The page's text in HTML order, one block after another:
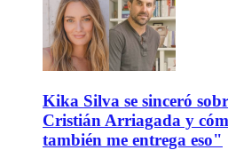
Kika Silva se sinceró
Cristián Arriagada y
también me entrega eso"